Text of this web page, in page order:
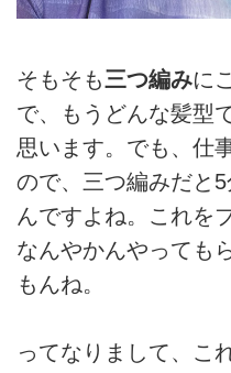
そもそも三つ編みに
で、もうどんな髪型
思います。でも、仕
ので、三つ編みだと
んですよね。これを
なんやかんやっても
もんね。
ってなりまして、こ